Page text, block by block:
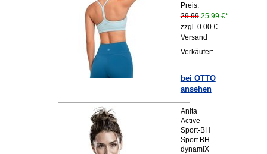
Preis:
29.99 25.99 €*
zzgl. 0.00 €
Versand
Verkäufer:
bei OTTO
ansehen
Anita
Active
Sport-BH
Sport BH
dynamiX